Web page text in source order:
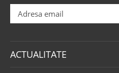
ACTUALITATE